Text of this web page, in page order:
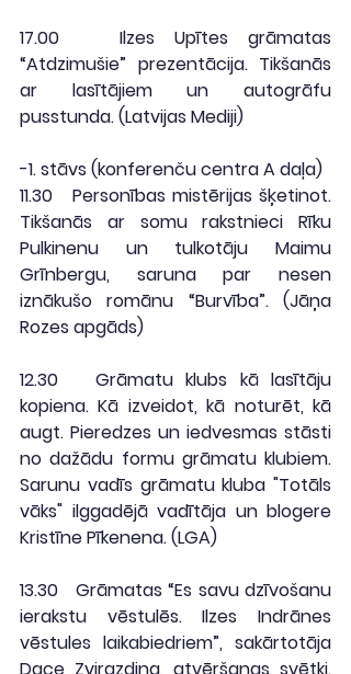
17.00 Ilzes Upītes grāmatas
“Atdzimušie” prezentācija. Tikšanās
ar lasītājiem un autogrāfu
pusstunda. (Latvijas Mediji)
-1. stāvs (konferenču centra A daļa)
11.30 Personības mistērijas šķetinot.
Tikšanās ar somu rakstnieci Rīku
Pulkinenu un tulkotāju Maimu
Grīnbergu, saruna par nesen
iznākušo romānu “Burvība”. (Jāņa
Rozes apgāds)
12.30 Grāmatu klubs kā lasītāju
kopiena. Kā izveidot, kā noturēt, kā
augt. Pieredzes un iedvesmas stāsti
no dažādu formu grāmatu klubiem.
Sarunu vadīs grāmatu kluba "Totāls
vāks" ilggadējā vadītāja un blogere
Kristīne Pīkenena. (LGA)
13.30 Grāmatas “Es savu dzīvošanu
ierakstu vēstulēs. Ilzes Indrānes
vēstules laikabiedriem”, sakārtotāja